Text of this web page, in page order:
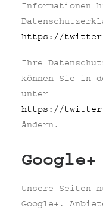
Informationen
https://
Ihre
können Sie in
unter
https://
ändern.
Unsere Seiten
Google+.